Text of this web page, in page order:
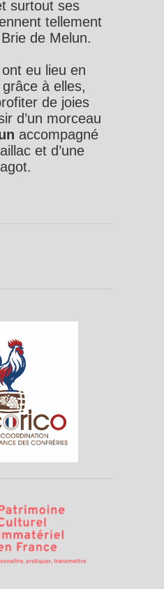
surtout ses
tellement
de Melun.
eu lieu en
à elles,
de joies
d’un morceau
accompagné
et d’une